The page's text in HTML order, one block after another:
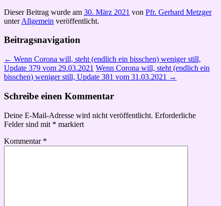
Dieser Beitrag wurde am 30. März 2021 von Pfr. Gerhard Metzger
unterAllgemein veröffentlicht.
Beitragsnavigation
← Wenn Corona will, steht (endlich ein bisschen) weniger still,
Update 379 vom 29.03.2021 Wenn Corona will, steht (endlich ein
bisschen) weniger still, Update 381 vom 31.03.2021 →
Schreibe einen Kommentar
Deine E-Mail-Adresse wird nicht veröffentlicht. Erforderliche
Felder sind mit * markiert
Kommentar *